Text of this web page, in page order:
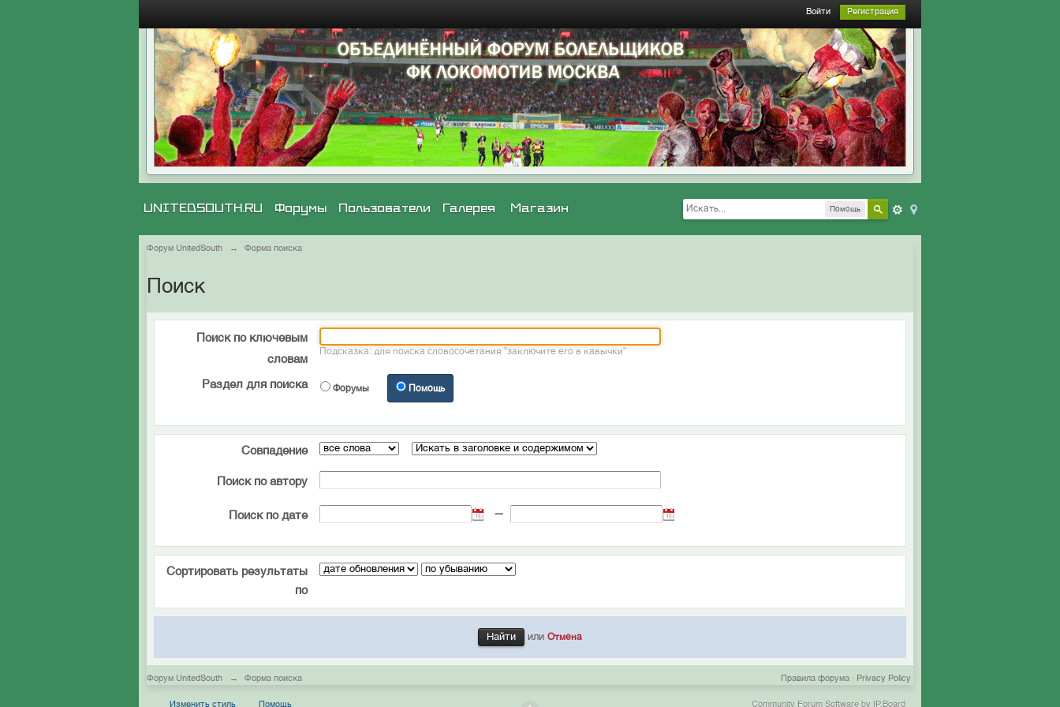
Войти Регистрация
Помощь
UNITEDSOUTH.RU Галерея Магазин
Форумы Пользователи
Форум UnitedSouth → Форма поиска
Поиск
Поиск по ключевым
словам
Подсказка: для поиска словосочетания "заключите его в кавычки"
Раздел для поиска Форумы Помощь
Совпадение
Поиск по автору
Поиск по дате —
Сортировать результаты
по
или Отмена
Форум UnitedSouth → Форма поиска Privacy Policy
Правила форума ·
Изменить стиль Помощь Community Forum Software by IP.Board